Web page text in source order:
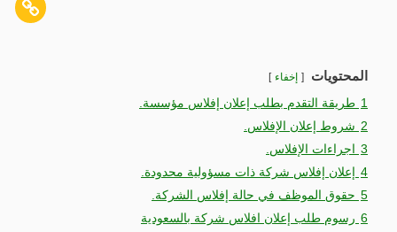
المحتويات إخفاء
1 طريقة التقدم بطلب إعلان إفلاس مؤسسة.
2 شروط إعلان الإفلاس.
3
اجراءات الإفلاس.
4
إعلان إفلاس شركة ذات مسؤولية محدودة.
5 حقوق الموظف في حالة إفلاس الشركة.
6 رسوم طلب إعلان افلاس شركة بالسعودية